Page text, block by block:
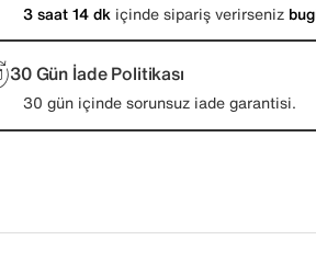
3 saat 14 dk içinde sipariş verirseniz
30 Gün İade Politikası
30 gün içinde sorunsuz iade garantisi.